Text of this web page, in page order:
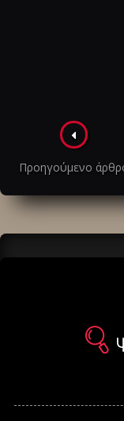
στα
άρθρα
Προηγούμενο